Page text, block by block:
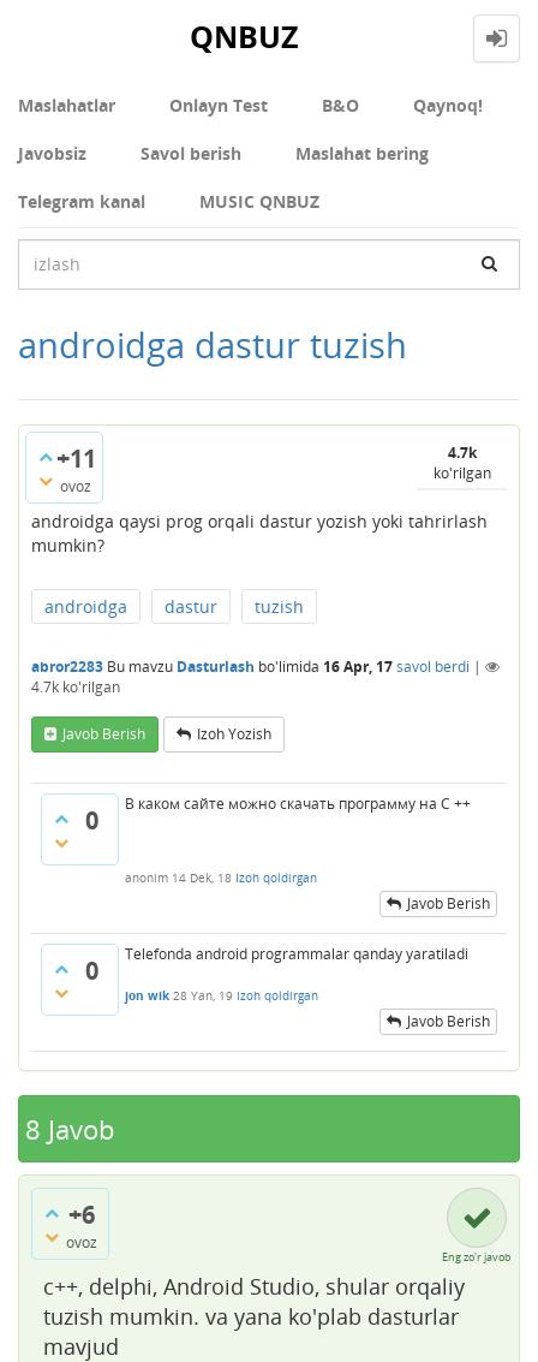
QNBUZ
Maslahatlar Onlayn Test В&О Qaynoq!
Javobsiz Savol berish Maslahat bering
Telegram kanal MUSIC QNBUZ
androidga dastur tuzish
+11
ovoz
4.7k
ko'rilgan
androidga qaysi prog orqali dastur yozish yoki tahrirlash
mumkin?
androidga dastur tuzish
abror2283 Bu mavzu Dasturlash bo'limida 16 Apr, 17savol berdi |
4.7k ko'rilgan
Javob Berish Izoh Yozish
0
В каком сайте можно скачать программу на C ++
anonim 14 Dek, 18 Izoh qoldirgan
Javob Berish
0
Telefonda android programmalar qanday yaratiladi
jon wik 28 Yan, 19 Izoh qoldirgan
Javob Berish
8 Javob
+6
ovoz
Eng zo'r javob
c++, delphi, Android Studio, shular orqaliy
tuzish mumkin. va yana ko'plab dasturlar
mavjud